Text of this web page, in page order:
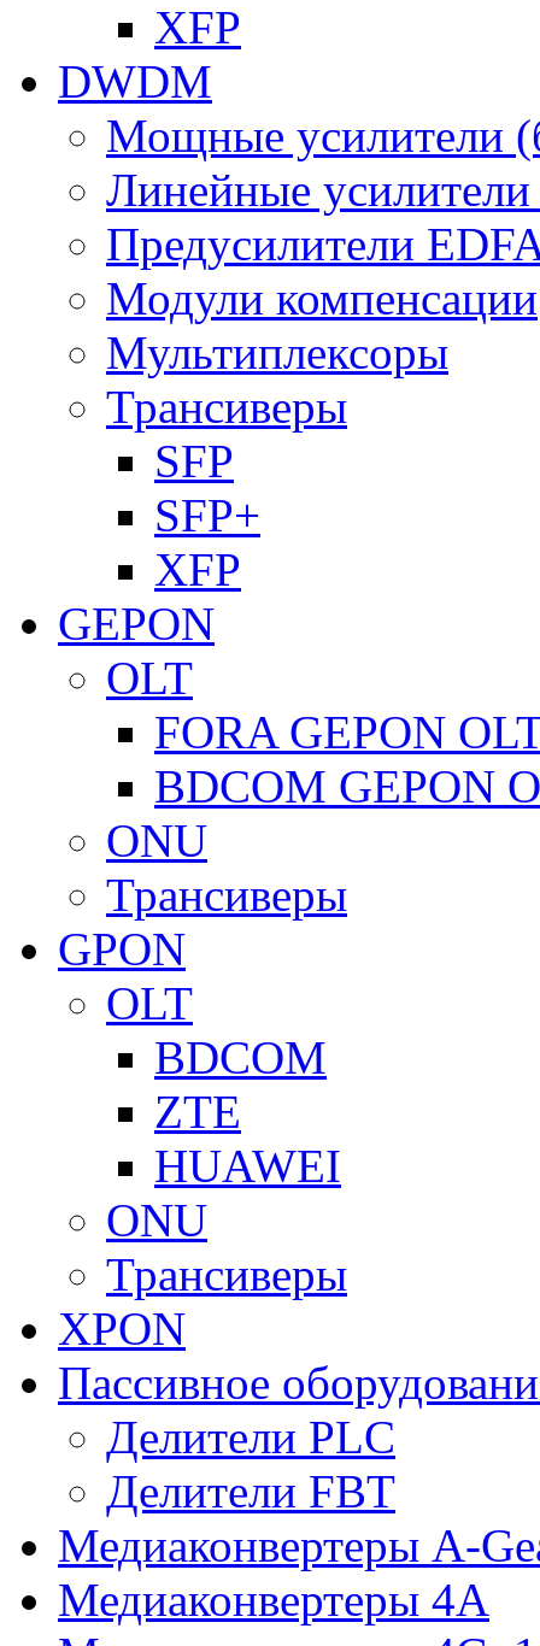
XFP
DWDM
Мощные усилители
Линейные
Предусилители
Модули компенсации
Мультиплексоры
Трансиверы
SFP
SFP+
XFP
GEPON
OLT
FORA GEPON
BDCOM GEPON
ONU
Трансиверы
GPON
OLT
BDCOM
ZTE
HUAWEI
ONU
Трансиверы
XPON
Пассивное
Делители PLC
Делители FBT
Медиаконвертеры A-
Медиаконвертеры 4A